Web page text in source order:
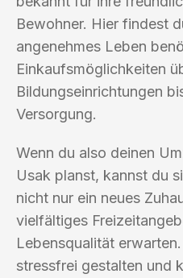
Bewohner. Hier findest
angenehmes Leben
Einkaufsmöglichkeiten
Bildungseinrichtungen
Versorgung.
Wenn du also deinen
Usak planst, kannst du
nicht nur ein neues
vielfältiges
Lebensqualität
stressfrei gestalten und